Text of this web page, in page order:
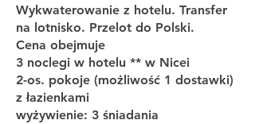
Wykwaterowanie z hotelu. Transfer
na lotnisko. Przelot do Polski.
Cena obejmuje
3 noclegi w hotelu ** w Nicei
2-os. pokoje (możliwość 1 dostawki)
z łazienkami
wyżywienie: 3 śniadania